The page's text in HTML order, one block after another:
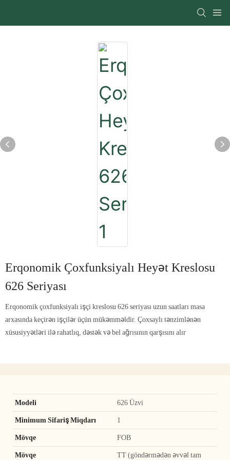
Erqonomik Çoxfunksiyalı Heyət Kreslosu
626 Seriyası
Erqonomik çoxfunksiyalı işçi kreslosu 626 seriyası uzun saatları masa
arxasında keçirən işçilər üçün mükəmməldir. Çoxsaylı tənzimlənən
xüsusiyyətləri ilə rahatlıq, dəstək və bel ağrısının qarşısını alır
Modeli 626 Üzvi
Minimum Sifariş Miqdarı 1
Mövqe FOB
Mövqe
TT (göndərmədən əvvəl tam